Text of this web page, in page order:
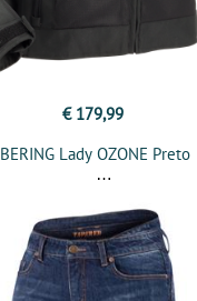
€ 179,99
BERING Lady OZONE Preto